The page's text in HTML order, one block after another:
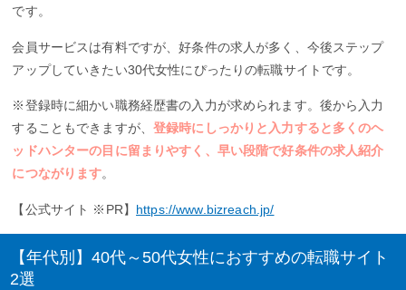
です。
会員サービスは有料ですが、好条件の求人が多く、今後ステップ
アップしていきたい30代女性にぴったりの転職サイトです。
※登録時に細かい職務経歴書の入力が求められます。後から入力
することもできますが、登録時にしっかりと入力すると多くのヘ
ッドハンターの目に留まりやすく、早い段階で好条件の求人紹介
につながります。
【公式サイト ※PR】 https://www.bizreach.jp/
【年代別】40代～50代女性におすすめの転職サイト
2選